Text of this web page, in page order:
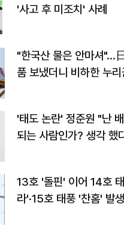
'사고 후 미조치' 사례
"한국산 물은 안마셔"…
품 보냈더니 비하한 누리
'태도 논란' 정준원 "난
되는 사람인가? 생각 했
13호 '돌핀' 이어 14호
라'·15호 태풍 '찬홈' 발